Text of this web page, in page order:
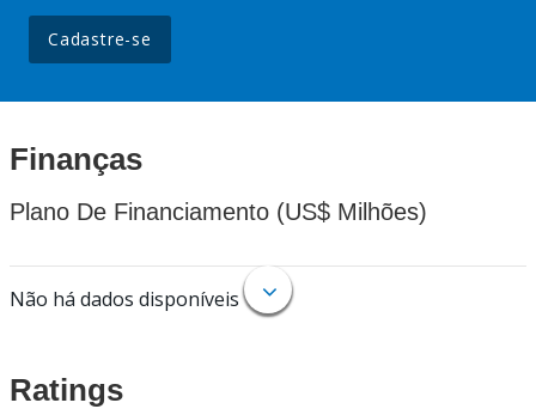
Cadastre-se
Finanças
Plano De Financiamento (US$ Milhões)
Não há dados disponíveis
Ratings